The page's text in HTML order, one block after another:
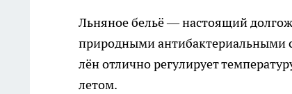
Льняное бельё — настоящий
природными антибактериальными
лён отлично регулирует
летом.